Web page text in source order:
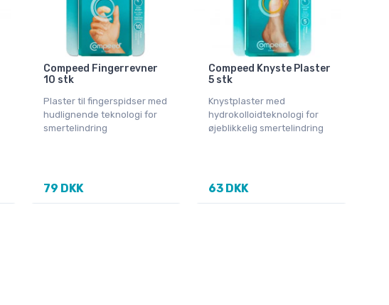
Compeed Fingerrevner
10 stk
Plaster til fingerspidser med
hudlignende teknologi for
smertelindring
79 DKK
Compeed Knyste Plaster
5 stk
Knystplaster med
hydrokolloidteknologi for
øjeblikkelig smertelindring
63 DKK